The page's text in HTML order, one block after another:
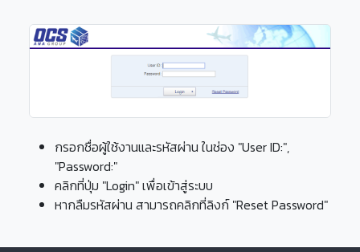
กรอกชื่อผู้ใช้งานและรหัสผ่าน ในช่อง "User ID:",
"Password:"
คลิกที่ปุ่ม "Login" เพื่อเข้าสู่ระบบ
หากลืมรหัสผ่าน สามารถคลิกที่ลิงก์ "Reset Password"